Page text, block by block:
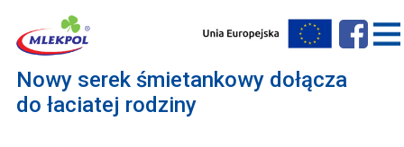
Nowy serek śmietankowy dołącza
do łaciatej rodziny